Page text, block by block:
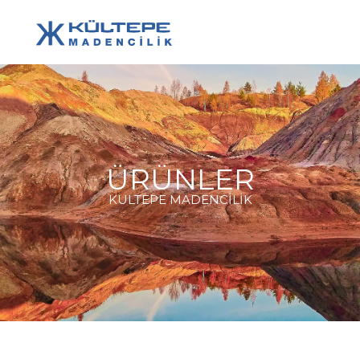
ÜRÜNLER
KULTEPE MADENCİLİK